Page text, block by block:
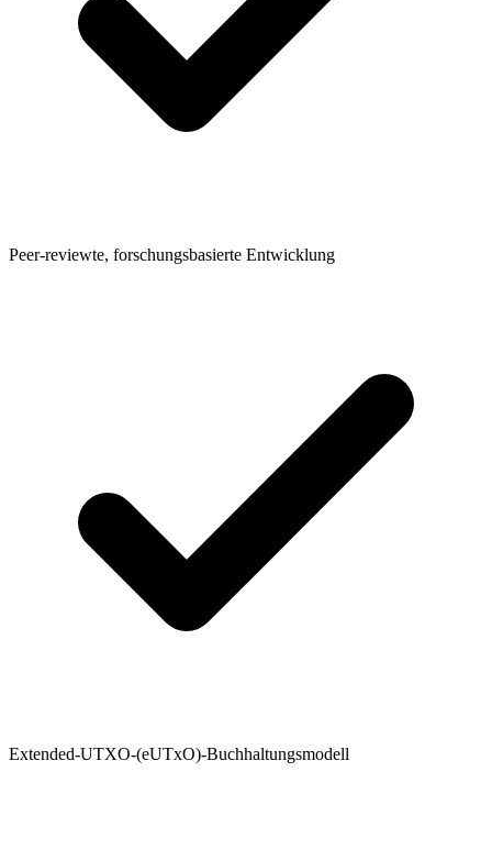
Peer-reviewte, forschungsbasierte Entwicklung
Extended-UTXO-(eUTxO)-Buchhaltungsmodell